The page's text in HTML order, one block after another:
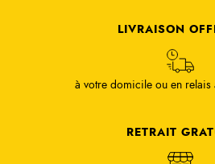
LIVRAISON
à votre domicile ou en
RETRAIT